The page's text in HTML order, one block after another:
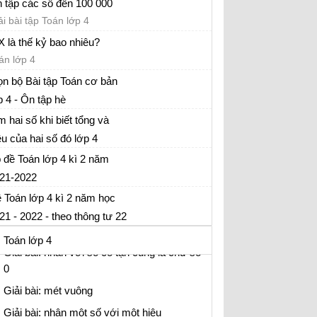
tập các số đến 100 000
bài tập Toán lớp 4
là thế kỷ bao nhiêu?
lớp 4
bộ Bài tập Toán cơ bản
4 - Ôn tập hè
cơ bản lớp 4
hai số khi biết tổng và
của hai số đó lớp 4
tập tìm hai số khi biết tổng và hiệu của hai
đề Toán lớp 4 kì 2 năm
2022
thi cuối học kì 2 lớp 4
Toán lớp 4 kì 2 năm học
- 2022 - theo thông tư 22
án
Toán lớp 4
Giải bài: Tìm hai số khi biết tổng và hiệu
của hai số đó
Giải bài: Luyện tập chung - Toán 4 trang 48
Giải bài: Hai đường thẳng vuông góc
Giải bài: Vẽ hai đường thẳng vuông góc
Giải bài: Thực hành vẽ hình chữ nhật
Giải bài: Luyện tâp - Toán lớp 4 trang 55
Giải bài: Nhân với số có một chữ số
Giải bài: Nhân với 10, 100, 1 000, ... - Chia
cho 10, 100, 1 000, ...
Giải bài: nhân với số có tận cùng là chữ số
0
Giải bài: mét vuông
Giải bài: nhân một số với một hiệu